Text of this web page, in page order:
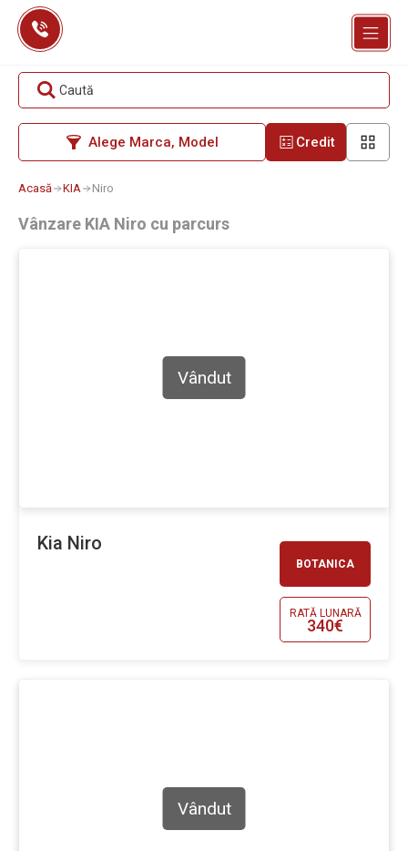
Skip
content
Caută
Alege Marca, Model Credit
Acasă KIA Niro
Vânzare KIA Niro cu parcurs
BOTANICA
RATĂ LUNARĂ
340€
Vândut
Kia Niro
Vândut